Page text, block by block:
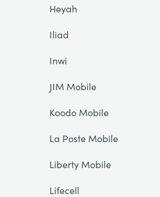
Heyah
Iliad
Inwi
JIM Mobile
Koodo Mobile
La Poste Mobile
Liberty Mobile
Lifecell